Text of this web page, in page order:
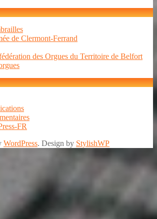
de Clermont-Ferrand
des Orgues du Territoire de Belfort
FR
WordPress. Design by StylishWP